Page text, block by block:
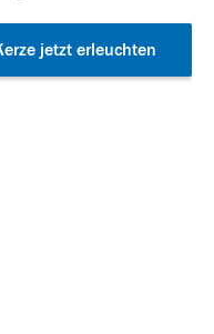
jetzt erleuchten